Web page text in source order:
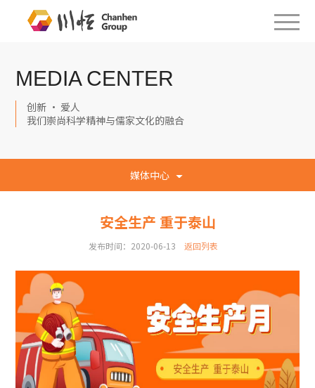
MEDIA CENTER
创新 · 爱人
我们崇尚科学精神与儒家文化的融合
媒体中心
安全生产 重于泰山
发布时间：2020-06-13 返回列表